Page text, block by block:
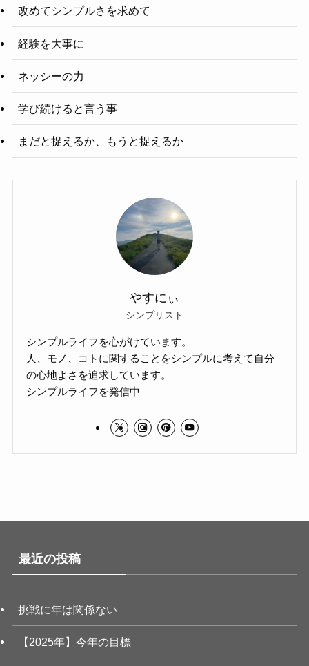
改めてシンプルさを求めて
経験を大事に
ネッシーの力
学び続けると言う事
まだと捉えるか、もうと捉えるか
やすにぃ
シンプリスト
シンプルライフを心がけています。
人、モノ、コトに関することをシンプルに考えて自分
の心地よさを追求しています。
シンプルライフを発信中
最近の投稿
挑戦に年は関係ない
【2025年】今年の目標